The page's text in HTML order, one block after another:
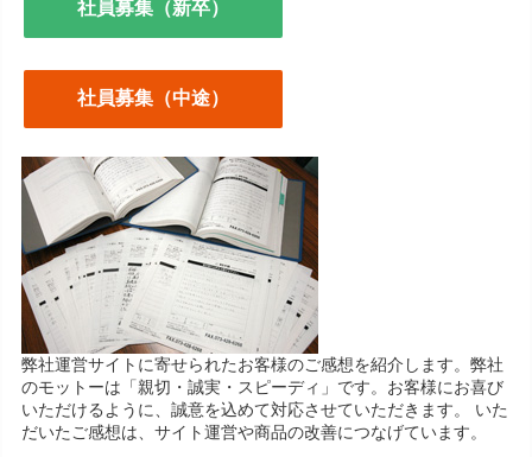
社員募集（新卒）
社員募集（中途）
弊社運営サイトに寄せられたお客様のご感想を紹介します。弊社
のモットーは「親切・誠実・スピーディ」です。お客様にお喜び
いただけるように、誠意を込めて対応させていただきます。 いた
だいたご感想は、サイト運営や商品の改善につなげています。